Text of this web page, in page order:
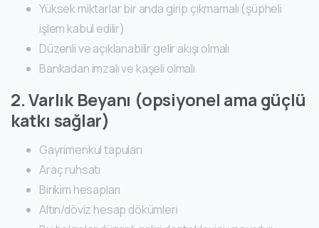
Yüksek miktarlar bir anda girip çıkmamalı (şüpheli
işlem kabul edilir)
Düzenli ve açıklanabilir gelir akışı olmalı
Bankadan imzalı ve kaşeli olmalı
2. Varlık Beyanı (opsiyonel ama güçlü
katkı sağlar)
Gayrimenkul tapuları
Araç ruhsatı
Birikim hesapları
Altın/döviz hesap dökümleri